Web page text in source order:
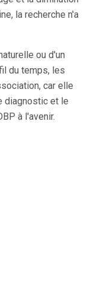
la recherche n'a
ou d'un
du temps, les
car elle
diagnostic et le
à l'avenir.